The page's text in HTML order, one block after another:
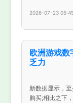
2026-07-23
欧洲游戏数
乏力
新数据显示，
购买;相比之下